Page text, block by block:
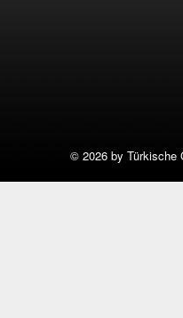
© 2026 by Türkische